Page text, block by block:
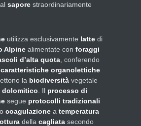
sapore straordinariamente
utilizza esclusivamente latte di
Alpine alimentate con foraggi
d’alta quota , conferendo
caratteristiche organolettiche
la biodiversità vegetale
dolomitico . Il processo di
segue protocolli tradizionali
coagulazione a temperatura
della cagliata secondo